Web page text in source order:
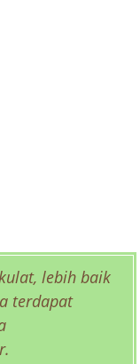
lebih baik
terdapat